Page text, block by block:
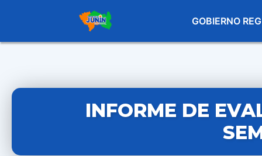
GOBIERNO
INFORME DE